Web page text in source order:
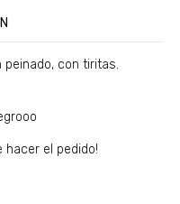
con tiritas.
el pedido!